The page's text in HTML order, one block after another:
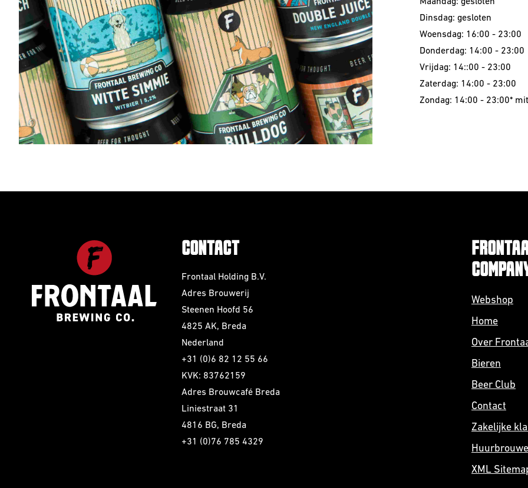
Dinsdag: gesloten
Woensdag: 16:00 - 23:00
Donderdag: 14:00 - 23:00
Vrijdag: 14::00 - 23:00
Zaterdag: 14:00 - 23:00
Zondag: 14:00 - 23:00*
CONTACT
Frontaal Holding B.V.
Adres Brouwerij
Steenen Hoofd 56
4825 AK, Breda
Nederland
+31 (0)6 82 12 55 66
KVK: 83762159
Adres Brouwcafé Breda
Liniestraat 31
4816 BG, Breda
+31 (0)76 785 4329
Webshop
Home
Over
Bieren
Beer Club
Contact
Zakelijke
XML